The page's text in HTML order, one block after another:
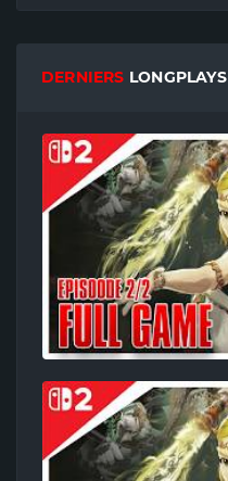
DERNIERS LONGPLAYS